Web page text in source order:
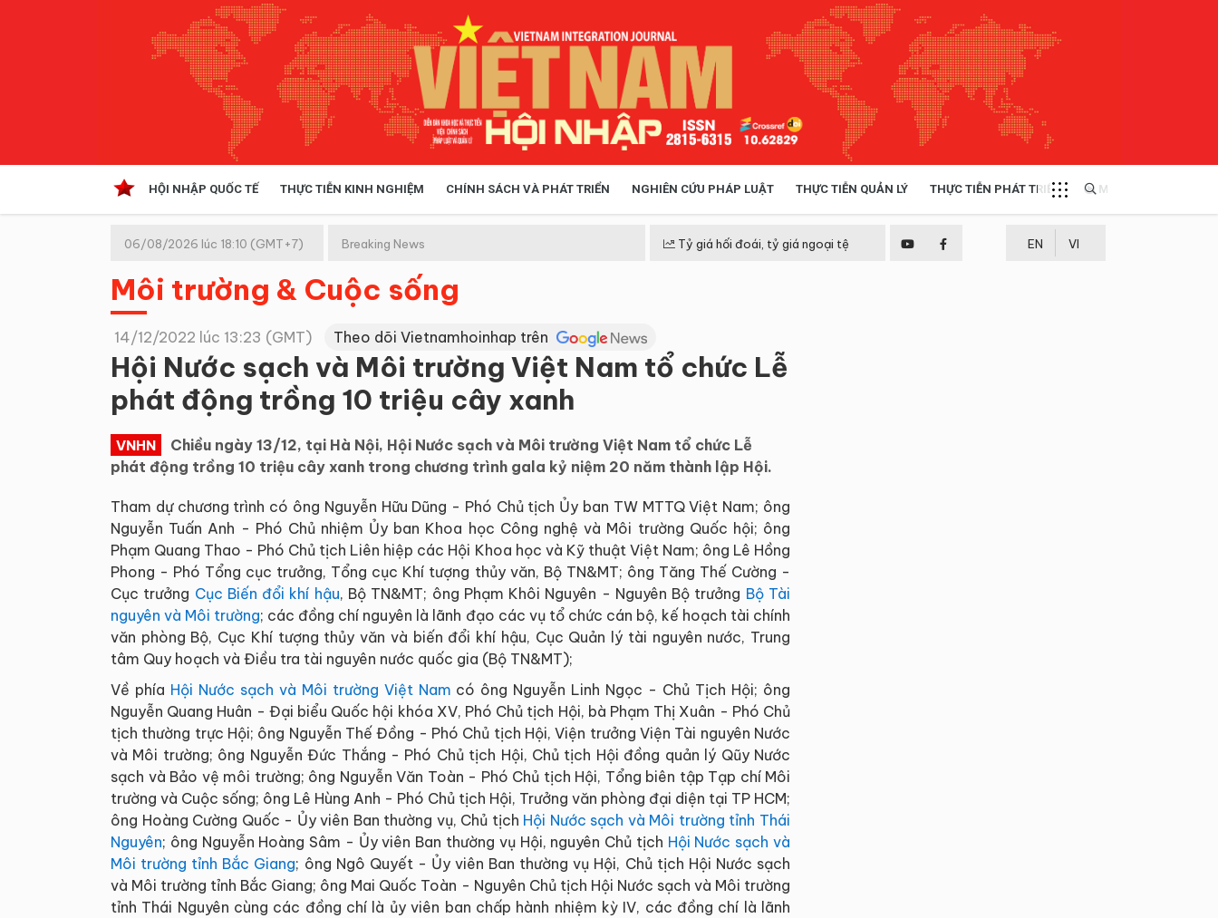
HỘI NHẬP QUỐC TẾ THỰC TIỄN KINH NGHIỆM CHÍNH SÁCH VÀ PHÁT TRIỂN NGHIÊN CỨU PHÁP LUẬT THỰC TIỄN QUẢN LÝ THỰC TIỄN PHÁT TRIỂN MULTIMEDIA
Kinh tế hội nhập
Doanh nghiệp
06/08/2026 lúc 18:10 (GMT+7) Breaking News Tỷ giá hối đoái, tỷ giá ngoại tệ EN VI
Môi trường & Cuộc sống
14/12/2022 lúc 13:23 (GMT) Theo dõi Vietnamhoinhap trên
Hội Nước sạch và Môi trường Việt Nam tổ chức Lễ
phát động trồng 10 triệu cây xanh
VNHN
Chiều ngày 13/12, tại Hà Nội, Hội Nước sạch và Môi trường Việt Nam tổ chức Lễ
phát động trồng 10 triệu cây xanh trong chương trình gala kỷ niệm 20 năm thành lập Hội.
Tham dự chương trình có ông Nguyễn Hữu Dũng - Phó Chủ tịch Ủy ban TW MTTQ Việt Nam; ông
Nguyễn Tuấn Anh - Phó Chủ nhiệm Ủy ban Khoa học Công nghệ và Môi trường Quốc hội; ông
Phạm Quang Thao - Phó Chủ tịch Liên hiệp các Hội Khoa học và Kỹ thuật Việt Nam; ông Lê Hồng
Phong - Phó Tổng cục trưởng, Tổng cục Khí tượng thủy văn, Bộ TN&MT; ông Tăng Thế Cường -
Cục trưởng Cục Biến đổi khí hậu, Bộ TN&MT; ông Phạm Khôi Nguyên - Nguyên Bộ trưởng Bộ Tài
nguyên và Môi trường; các đồng chí nguyên là lãnh đạo các vụ tổ chức cán bộ, kế hoạch tài chính
văn phòng Bộ, Cục Khí tượng thủy văn và biến đổi khí hậu, Cục Quản lý tài nguyên nước, Trung
tâm Quy hoạch và Điều tra tài nguyên nước quốc gia (Bộ TN&MT);
Về phía Hội Nước sạch và Môi trường Việt Nam có ông Nguyễn Linh Ngọc - Chủ Tịch Hội; ông
Nguyễn Quang Huân - Đại biểu Quốc hội khóa XV, Phó Chủ tịch Hội, bà Phạm Thị Xuân - Phó Chủ
tịch thường trực Hội; ông Nguyễn Thế Đồng - Phó Chủ tịch Hội, Viện trưởng Viện Tài nguyên Nước
và Môi trường; ông Nguyễn Đức Thắng - Phó Chủ tịch Hội, Chủ tịch Hội đồng quản lý Qũy Nước
sạch và Bảo vệ môi trường; ông Nguyễn Văn Toàn - Phó Chủ tịch Hội, Tổng biên tập Tạp chí Môi
trường và Cuộc sống; ông Lê Hùng Anh - Phó Chủ tịch Hội, Trưởng văn phòng đại diện tại TP HCM;
ông Hoàng Cường Quốc - Ủy viên Ban thường vụ, Chủ tịch Hội Nước sạch và Môi trường tỉnh Thái
Nguyên; ông Nguyễn Hoàng Sâm - Ủy viên Ban thường vụ Hội, nguyên Chủ tịch Hội Nước sạch và
Môi trường tỉnh Bắc Giang; ông Ngô Quyết - Ủy viên Ban thường vụ Hội, Chủ tịch Hội Nước sạch
và Môi trường tỉnh Bắc Giang; ông Mai Quốc Toàn - Nguyên Chủ tịch Hội Nước sạch và Môi trường
tỉnh Thái Nguyên cùng các đồng chí là ủy viên ban chấp hành nhiệm kỳ IV, các đồng chí là lãnh